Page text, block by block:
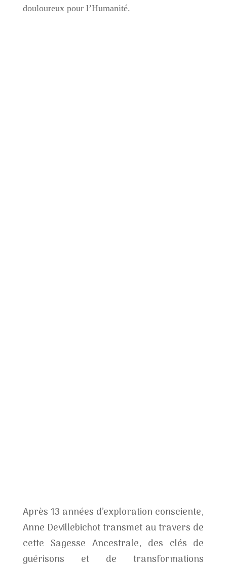
douloureux pour l’Humanité.
Après 13 années d’exploration consciente,
Anne Devillebichot transmet au travers de
cette Sagesse Ancestrale, des clés de
guérisons et de transformations